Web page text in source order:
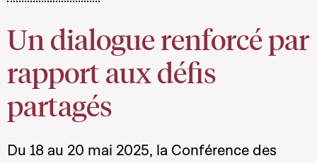
Un dialogue renforcé par
rapport aux défis
partagés
Du 18 au 20 mai 2025, la Conférence des